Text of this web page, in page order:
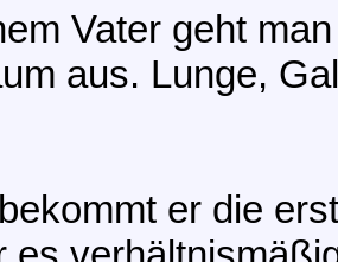
Vater geht
aus. Lunge,
er die